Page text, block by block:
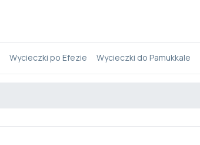
Wycieczki po Efezie Wycieczki do Pamukkale